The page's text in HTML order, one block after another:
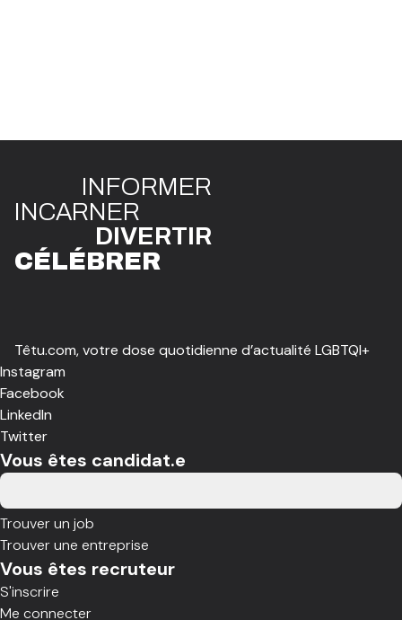
INFORMER
INCARNER
DIVERTIR
CÉLÉBRER
Têtu.com, votre dose quotidienne d’actualité LGBTQI+
Instagram
Facebook
LinkedIn
Twitter
Vous êtes candidat.e
Trouver un job
Trouver une entreprise
Vous êtes recruteur
S'inscrire
Me connecter